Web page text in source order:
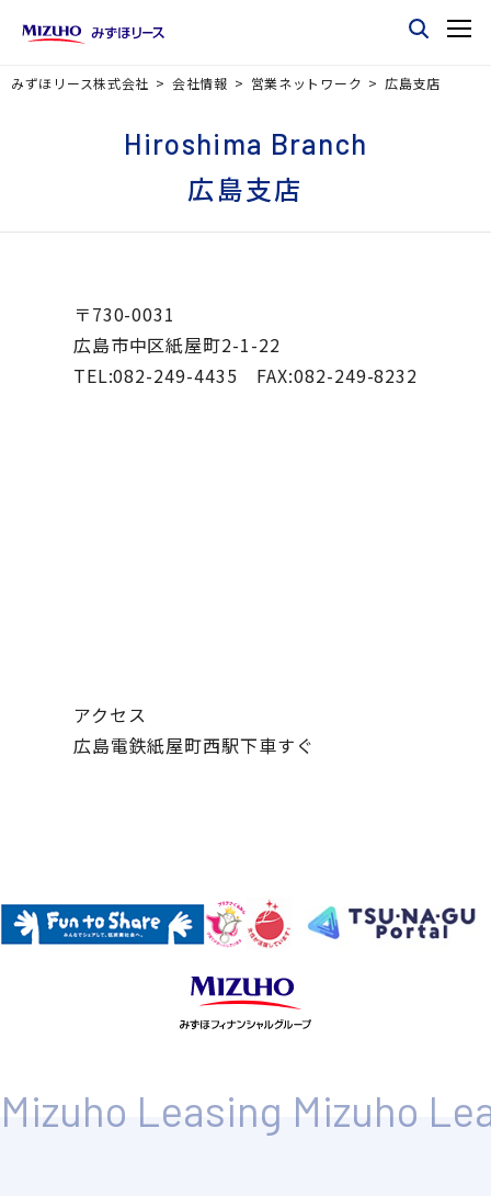
みずほリース株式会社 会社情報 営業ネットワーク 広島支店
Hiroshima Branch
広島支店
〒730-0031
広島市中区紙屋町2-1-22
TEL:082-249-4435 FAX:082-249-8232
アクセス
広島電鉄紙屋町西駅下車すぐ